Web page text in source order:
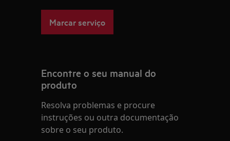
Marcar serviço
Encontre o seu manual do
produto
Resolva problemas e procure
instruções ou outra documentação
sobre o seu produto.